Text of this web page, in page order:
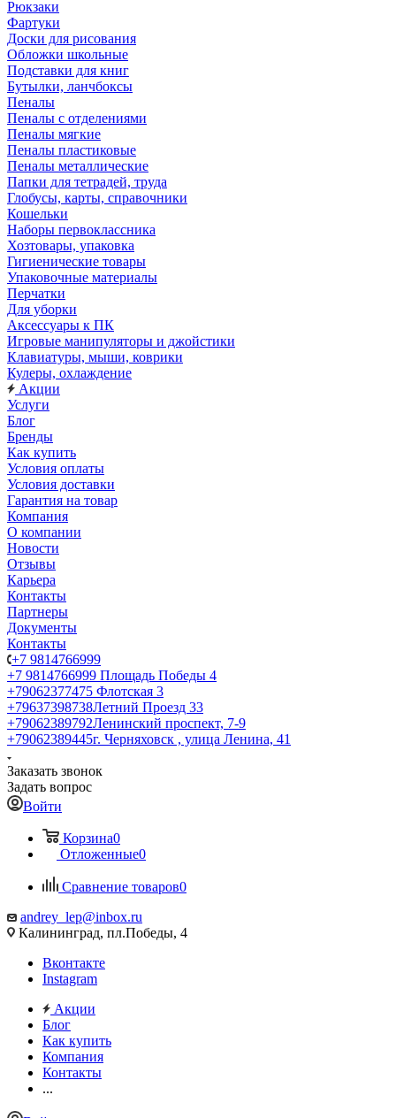
Рюкзаки
Фартуки
Доски для рисования
Обложки школьные
Подставки для книг
Бутылки, ланчбоксы
Пеналы
Пеналы с отделениями
Пеналы мягкие
Пеналы пластиковые
Пеналы металлические
Папки для тетрадей, труда
Глобусы, карты, справочники
Кошельки
Наборы первоклассника
Хозтовары, упаковка
Гигиенические товары
Упаковочные материалы
Перчатки
Для уборки
Аксессуары к ПК
Игровые манипуляторы и джойстики
Клавиатуры, мыши, коврики
Кулеры, охлаждение
Акции
Услуги
Блог
Бренды
Как купить
Условия оплаты
Условия доставки
Гарантия на товар
Компания
О компании
Новости
Отзывы
Карьера
Контакты
Партнеры
Документы
Контакты
+7 9814766999
+7 9814766999 Площадь Победы 4
+79062377475 Флотская 3
+79637398738Летний Проезд 33
+79062389792Ленинский проспект, 7-9
+79062389445г. Черняховск , улица Ленина, 41
Заказать звонок
Задать вопрос
Войти
Корзина0
Отложенные0
Сравнение товаров0
andrey_lep@inbox.ru
Калининград, пл.Победы, 4
Вконтакте
Instagram
Акции
Блог
Как купить
Компания
Контакты
...